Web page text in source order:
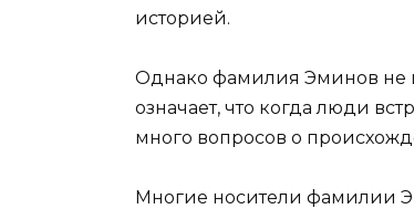
историей.
Однако фамилия Эминов не
означает, что когда люди
много вопросов о
Многие носители фамилии